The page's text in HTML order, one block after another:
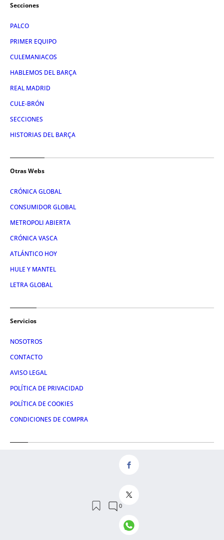
Secciones
PALCO
PRIMER EQUIPO
CULEMANIACOS
HABLEMOS DEL BARÇA
REAL MADRID
CULE-BRÓN
SECCIONES
HISTORIAS DEL BARÇA
Otras Webs
CRÓNICA GLOBAL
CONSUMIDOR GLOBAL
METROPOLI ABIERTA
CRÓNICA VASCA
ATLÁNTICO HOY
HULE Y MANTEL
LETRA GLOBAL
Servicios
NOSOTROS
CONTACTO
AVISO LEGAL
POLÍTICA DE PRIVACIDAD
POLÍTICA DE COOKIES
CONDICIONES DE COMPRA